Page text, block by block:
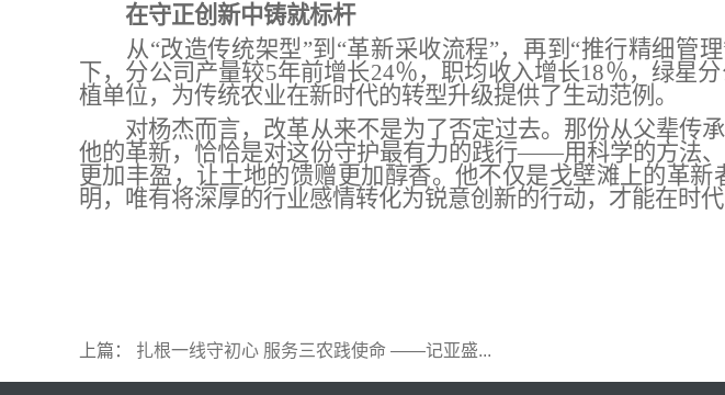
在守正创新中铸就标杆
从“改造传统架型”到“革新采收流程”，再到“推行精细管
下， 分公司产量较5年前增长24％，职均收入增长18％，绿星
植单位，为传统农业在新时代的转型升级提供了生动范例。
对杨杰而言，改革从来不是为了否定过去。那份从父辈传
他的革新，恰恰是对这份守护最有力的践行——用科学的方法、
更加丰盈，让土地的馈赠更加醇香。他不仅是戈壁滩上的革
明， 唯有将深厚的行业感情转化为锐意创新的行动，才能在时
上篇： 扎根一线守初心 服务三农践使命 ——记亚盛...